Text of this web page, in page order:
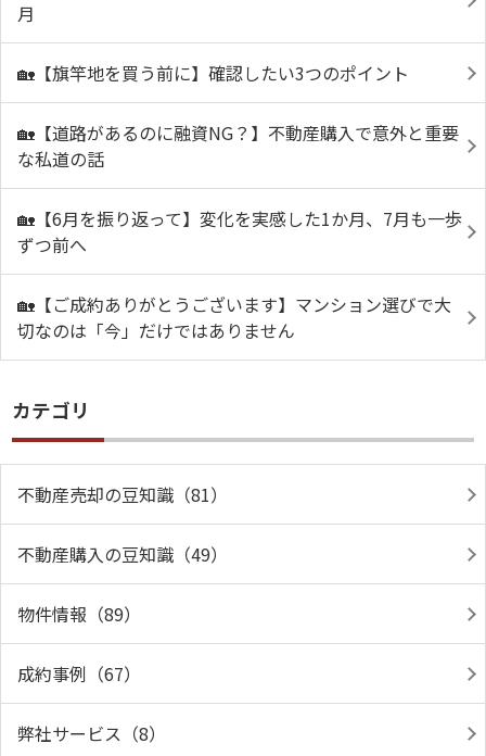
月
🏡【旗竿地を買う前に】確認したい3つのポイント
🏡【道路があるのに融資NG？】不動産購入で意外と重要
な私道の話
🏡【6月を振り返って】変化を実感した1か月、7月も一歩
ずつ前へ
🏡【ご成約ありがとうございます】マンション選びで大
切なのは「今」だけではありません
カテゴリ
不動産売却の豆知識（81）
不動産購入の豆知識（49）
物件情報（89）
成約事例（67）
弊社サービス（8）